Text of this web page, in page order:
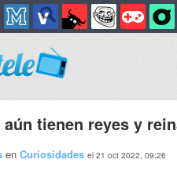
aún tienen reyes y
en Curiosidades el 21 oct 2022, 09:26